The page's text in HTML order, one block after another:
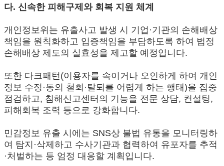
다. 신속한 피해구제와 회복 지원 체계
개인정보위는 유출사고 발생 시 기업·기관의 손해배상
책임을 원칙화하고 입증책임을 부담하도록 하여 법정
손해배상 제도의 실효성을 제고할 예정입니다.
또한 다크패턴(이용자를 속이거나 오인하게 하여 개인
정보 수정·동의 철회·탈퇴를 어렵게 하는 행태)을 집중
점검하고, 침해신고센터의 기능을 전문 상담, 컨설팅,
피해회복 조력 등으로 강화합니다.
민감정보 유출 시에는 SNS상 불법 유통을 모니터링하
여 탐지·삭제하고 수사기관과 협력하여 유포자를 추적
·처벌하는 등 엄정 대응할 계획입니다.